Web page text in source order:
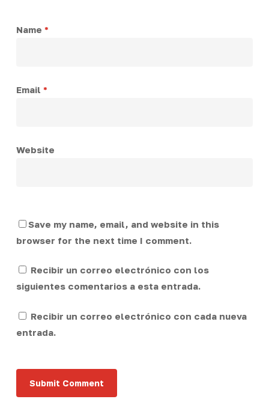
Name *
Email *
Website
Save my name, email, and website in this
browser for the next time I comment.
Recibir un correo electrónico con los
siguientes comentarios a esta entrada.
Recibir un correo electrónico con cada nueva
entrada.